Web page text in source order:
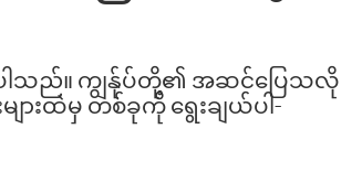
ေပါသည်။ ကျွန်ုပ်တို့၏ အဆင်ပြေသလို
ားထဲမှ တစ်ခုကို ရွေးချယ်ပါ-